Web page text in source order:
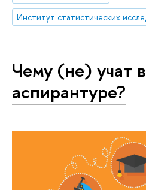
Чему (не) учат в
аспирантуре?